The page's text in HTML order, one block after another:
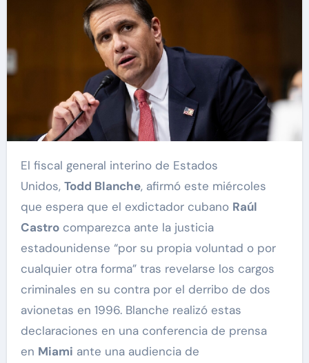
El fiscal general interino de Estados
Unidos, Todd Blanche, afirmó este miércoles
que espera que el exdictador cubano Raúl
Castrocomparezca ante la justicia
estadounidense “por su propia voluntad o por
cualquier otra forma” tras revelarse los cargos
criminales en su contra por el derribo de dos
avionetas en 1996. Blanche realizó estas
declaraciones en una conferencia de prensa
en Miami ante una audiencia de